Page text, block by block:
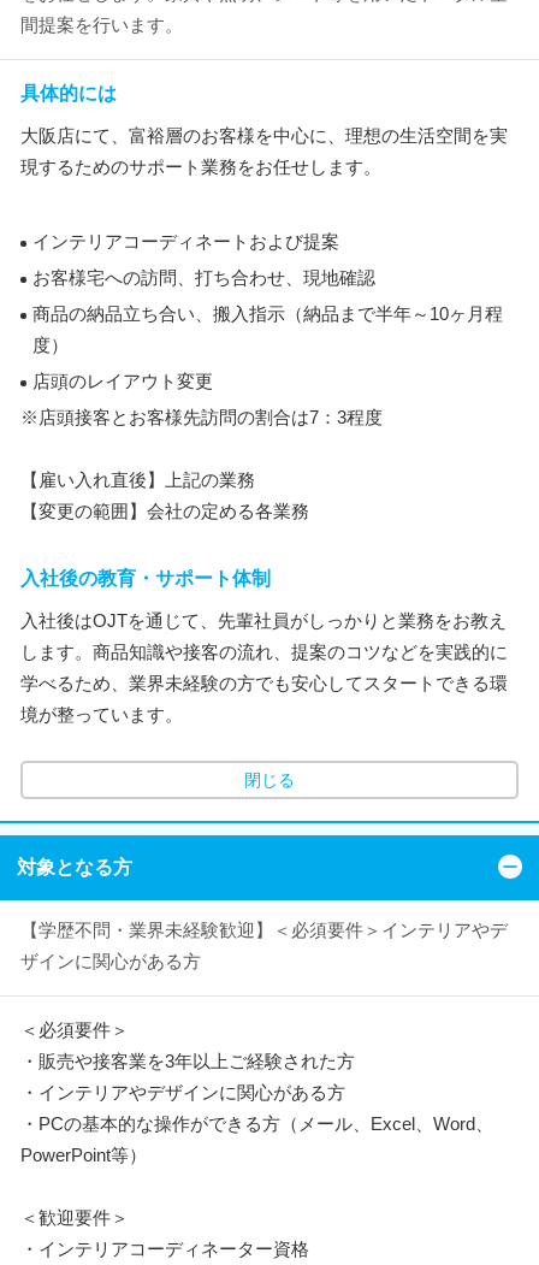
間提案を行います。
具体的には
大阪店にて、富裕層のお客様を中心に、理想の生活空間を実
現するためのサポート業務をお任せします。
インテリアコーディネートおよび提案
お客様宅への訪問、打ち合わせ、現地確認
商品の納品立ち合い、搬入指示（納品まで半年～10ヶ月程
度）
店頭のレイアウト変更
※店頭接客とお客様先訪問の割合は7：3程度
【雇い入れ直後】上記の業務
【変更の範囲】会社の定める各業務
入社後の教育・サポート体制
入社後はOJTを通じて、先輩社員がしっかりと業務をお教え
します。商品知識や接客の流れ、提案のコツなどを実践的に
学べるため、業界未経験の方でも安心してスタートできる環
境が整っています。
閉じる
対象となる方
【学歴不問・業界未経験歓迎】＜必須要件＞インテリアやデ
ザインに関心がある方
＜必須要件＞
・販売や接客業を3年以上ご経験された方
・インテリアやデザインに関心がある方
・PCの基本的な操作ができる方（メール、Excel、Word、
PowerPoint等）
＜歓迎要件＞
・インテリアコーディネーター資格